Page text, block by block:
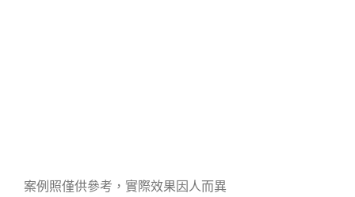
案例照僅供參考，實際效果因人而異